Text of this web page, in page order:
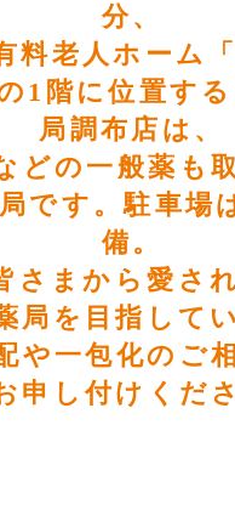
分、
料老人ホーム
1階に位置す
局調布店は、
どの一般薬も
です。駐車場
備。
さまから愛さ
局を目指して
や一包化のご
申し付けくだ